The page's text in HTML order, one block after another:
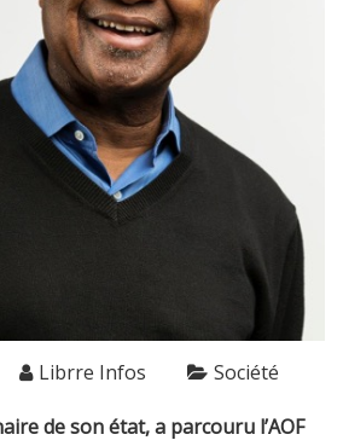
Librre Infos Société
de son état, a parcouru l’AOF